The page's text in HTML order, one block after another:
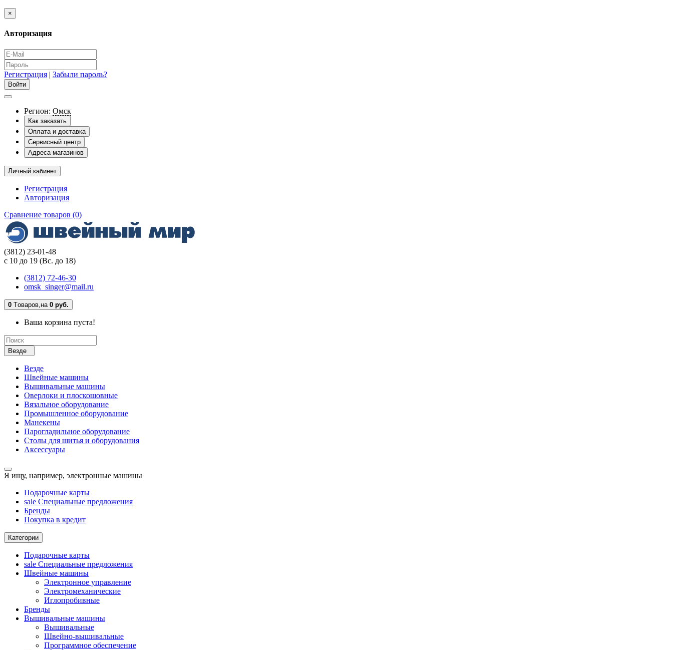
×
Авторизация
Регистрация | Забыли пароль?
Регион: Омск
Как заказать
Оплата и доставка
Сервисный центр
Адреса магазинов
Личный кабинет
Регистрация
Авторизация
Сравнение товаров (0)
(3812) 23-01-48
с 10 до 19 (Вс. до 18)
(3812) 72-46-30
omsk_singer@mail.ru
0 Tоваров,на 0 руб.
Ваша корзина пуста!
Везде
Везде
Швейные машины
Вышивальные машины
Оверлоки и плоскошовные
Вязальное оборудование
Промышленное оборудование
Манекены
Парогладильное оборудование
Столы для шитья и оборудования
Аксессуары
Я ищу, например, электронные машины
Подарочные карты
sale Специальные предложения
Бренды
Покупка в кредит
Категории
Подарочные карты
sale Специальные предложения
Швейные машины
Электронное управление
Электромеханические
Иглопробивные
Бренды
Вышивальные машины
Вышивальные
Швейно-вышивальные
Программное обеспечение